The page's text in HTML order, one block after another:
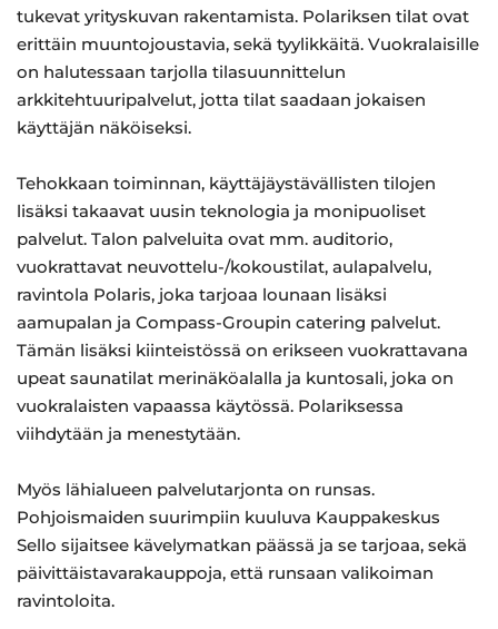
tukevat yrityskuvan rakentamista. Polariksen tilat ovat
erittäin muuntojoustavia, sekä tyylikkäitä. Vuokralaisille
on halutessaan tarjolla tilasuunnittelun
arkkitehtuuripalvelut, jotta tilat saadaan jokaisen
käyttäjän näköiseksi.
Tehokkaan toiminnan, käyttäjäystävällisten tilojen
lisäksi takaavat uusin teknologia ja monipuoliset
palvelut. Talon palveluita ovat mm. auditorio,
vuokrattavat neuvottelu-/kokoustilat, aulapalvelu,
ravintola Polaris, joka tarjoaa lounaan lisäksi
aamupalan ja Compass-Groupin catering palvelut.
Tämän lisäksi kiinteistössä on erikseen vuokrattavana
upeat saunatilat merinäköalalla ja kuntosali, joka on
vuokralaisten vapaassa käytössä. Polariksessa
viihdytään ja menestytään.
Myös lähialueen palvelutarjonta on runsas.
Pohjoismaiden suurimpiin kuuluva Kauppakeskus
Sello sijaitsee kävelymatkan päässä ja se tarjoaa, sekä
päivittäistavarakauppoja, että runsaan valikoiman
ravintoloita.